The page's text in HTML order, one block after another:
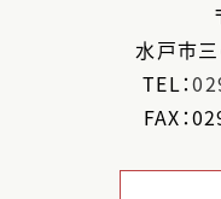
水戸市
TEL：
FAX：